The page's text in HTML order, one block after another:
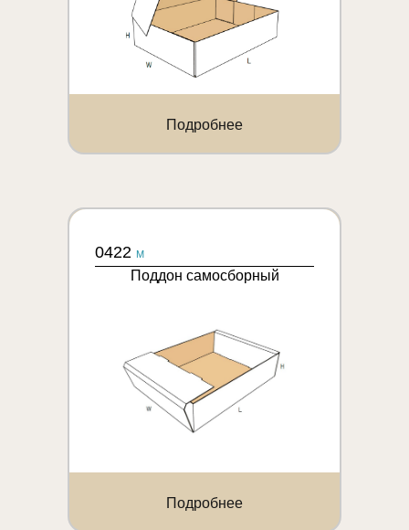
Подробнее
0422 M
Поддон самосборный
Подробнее